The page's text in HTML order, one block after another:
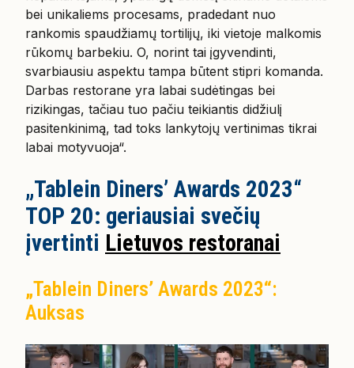
bei unikaliems procesams, pradedant nuo
rankomis spaudžiamų tortilijų, iki vietoje malkomis
rūkomų barbekiu. O, norint tai įgyvendinti,
svarbiausiu aspektu tampa būtent stipri komanda.
Darbas restorane yra labai sudėtingas bei
rizikingas, tačiau tuo pačiu teikiantis didžiulį
pasitenkinimą, tad toks lankytojų vertinimas tikrai
labai motyvuoja“.
„Tablein Diners’ Awards 2023“
TOP 20: geriausiai svečių
įvertinti Lietuvos restoranai
„Tablein Diners’ Awards 2023“:
Auksas